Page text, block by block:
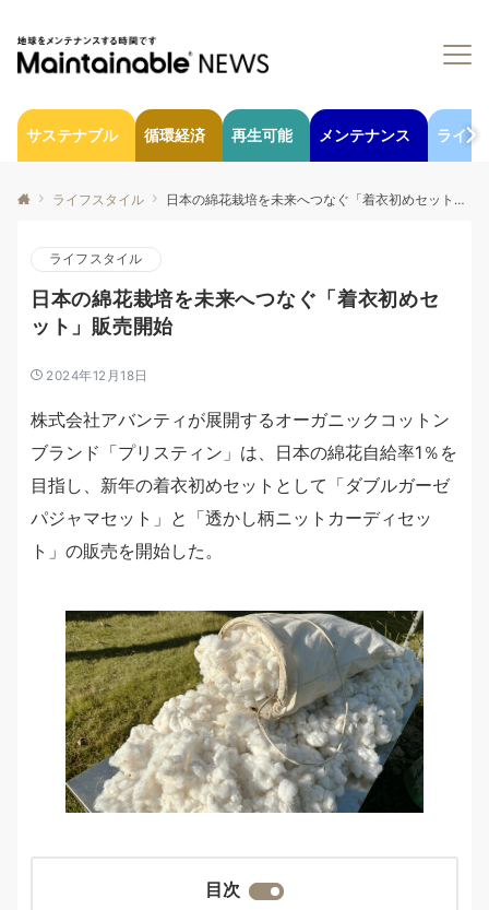
サステナブル 循環経済 再生可能 メンテナンス ライフ
ライフスタイル 日本の綿花栽培を未来へつなぐ「着衣初めセット」販売開始
ライフスタイル
日本の綿花栽培を未来へつなぐ「着衣初めセ
ット」販売開始
2024年12月18日
株式会社アバンティが展開するオーガニックコットン
ブランド「プリスティン」は、日本の綿花自給率1％を
目指し、新年の着衣初めセットとして「ダブルガーゼ
パジャマセット」と「透かし柄ニットカーディセッ
ト」の販売を開始した。
目次